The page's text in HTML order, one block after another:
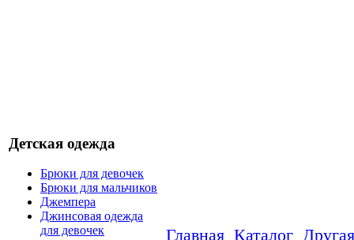
Детская одежда
Брюки для девочек
Брюки для мальчиков
Джемпера
Джинсовая одежда
для девочек
Главная Каталог